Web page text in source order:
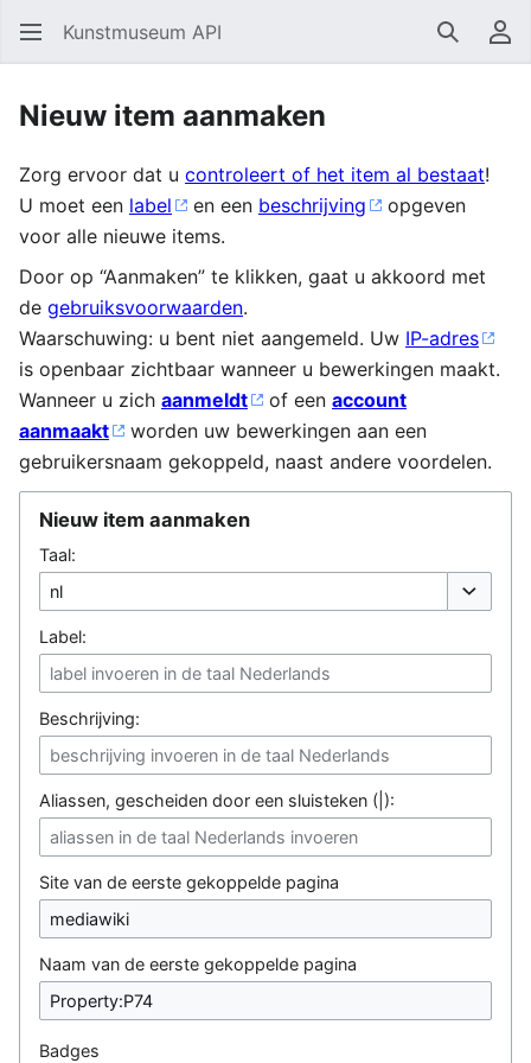
Kunstmuseum API Zoeken
Nieuw item aanmaken
Zorg ervoor dat u controleert of het item al bestaat!
U moet een label en een beschrijving
opgeven
voor alle nieuwe items.
Door op “Aanmaken” te klikken, gaat u akkoord met
de gebruiksvoorwaarden.
Waarschuwing: u bent niet aangemeld. Uw IP-adres
is openbaar zichtbaar wanneer u bewerkingen maakt.
Wanneer u zich aanmeldt of een account
aanmaakt
worden uw bewerkingen aan een
gebruikersnaam gekoppeld, naast andere voordelen.
Nieuw item aanmaken
Taal:
Label:
Beschrijving:
Aliassen, gescheiden door een sluisteken (|):
Site van de eerste gekoppelde pagina
Naam van de eerste gekoppelde pagina
Badges